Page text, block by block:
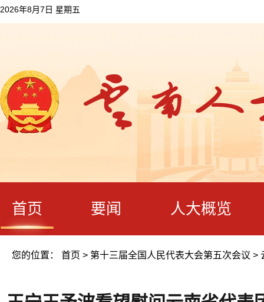
2026年8月7日 星期五
首页 要闻 人大概览
您的位置： 首页 > 第十三届全国人民代表大会第五次会议 >